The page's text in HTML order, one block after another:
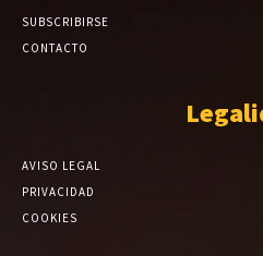
SUBSCRIBIRSE
CONTACTO
AVISO LEGAL
PRIVACIDAD
COOKIES